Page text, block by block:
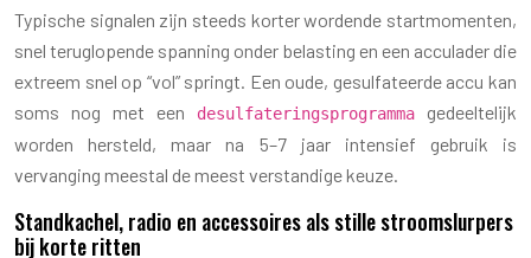
Typische signalen zijn steeds korter wordende startmomenten,
snel teruglopende spanning onder belasting en een acculader die
extreem snel op “vol” springt. Een oude, gesulfateerde accu kan
soms nog met een
desulfateringsprogramma gedeeltelijk
worden hersteld, maar na 5–7 jaar intensief gebruik is
vervanging meestal de meest verstandige keuze.
Standkachel, radio en accessoires als stille stroomslurpers
bij korte ritten